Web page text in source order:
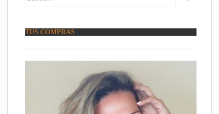
TUS COMPRAS